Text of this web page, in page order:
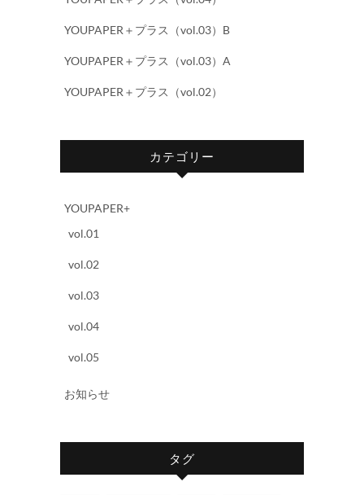
YOUPAPER＋プラス（vol.03）B
YOUPAPER＋プラス（vol.03）A
YOUPAPER＋プラス（vol.02）
カテゴリー
YOUPAPER+
vol.01
vol.02
vol.03
vol.04
vol.05
お知らせ
タグ